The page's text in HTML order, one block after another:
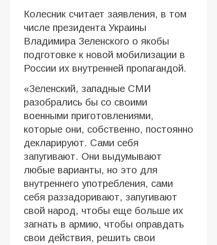
Колесник считает заявления, в том
числе президента Украины
Владимира Зеленского о якобы
подготовке к новой мобилизации в
России их внутренней пропагандой.
«Зеленский, западные СМИ
разобрались бы со своими
военными приготовлениями,
которые они, собственно, постоянно
декларируют. Сами себя
запугивают. Они выдумывают
любые варианты, но это для
внутреннего употребления, сами
себя раззадоривают, запугивают
свой народ, чтобы еще больше их
загнать в армию, чтобы оправдать
свои действия, решить свои